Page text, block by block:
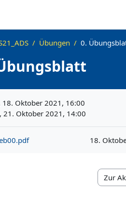
Übungen 0.
18. Oktober 2021, 16:00
21. Oktober 2021, 14:00
18.
Zur